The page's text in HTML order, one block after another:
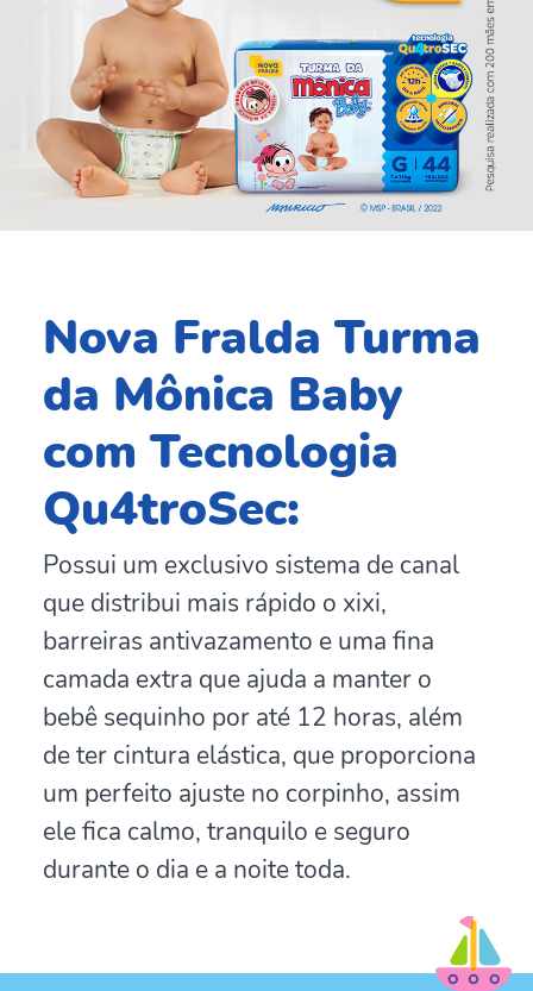
Nova Fralda Turma
da Mônica Baby
com Tecnologia
Qu4troSec:
Possui um exclusivo sistema de canal
que distribui mais rápido o xixi,
barreiras antivazamento e uma fina
camada extra que ajuda a manter o
bebê sequinho por até 12 horas, além
de ter cintura elástica, que proporciona
um perfeito ajuste no corpinho, assim
ele fica calmo, tranquilo e seguro
durante o dia e a noite toda.